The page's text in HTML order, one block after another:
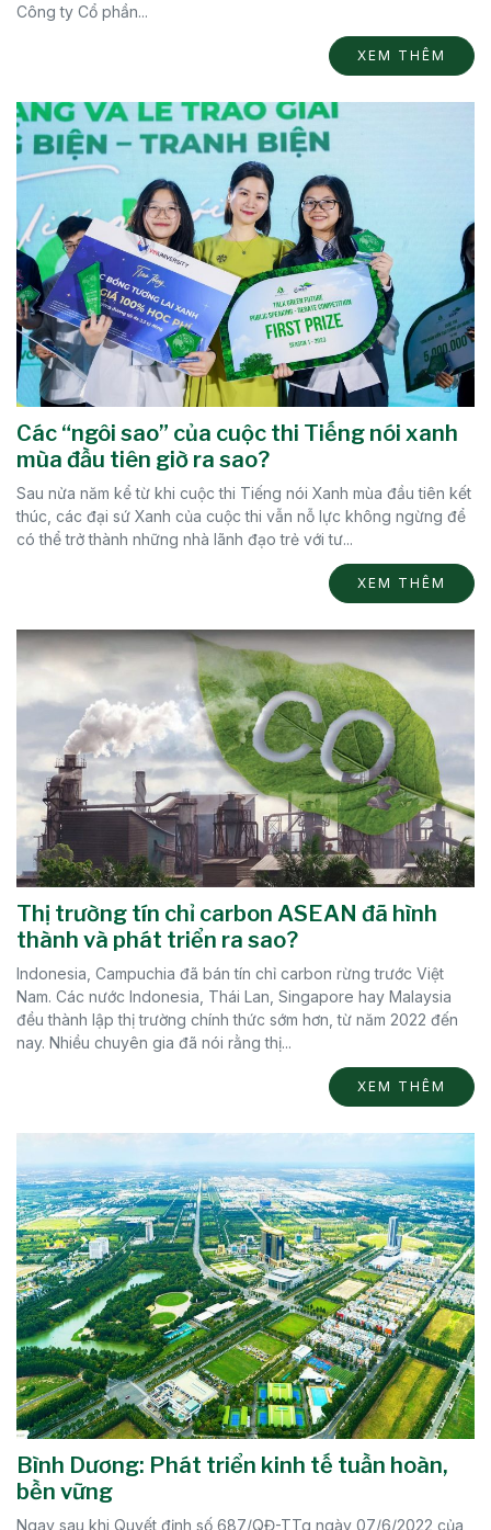
Công ty Cổ phần...
XEM THÊM
Các “ngôi sao” của cuộc thi Tiếng nói xanh
mùa đầu tiên giờ ra sao?
Sau nửa năm kể từ khi cuộc thi Tiếng nói Xanh mùa đầu tiên kết
thúc, các đại sứ Xanh của cuộc thi vẫn nỗ lực không ngừng để
có thể trở thành những nhà lãnh đạo trẻ với tư...
XEM THÊM
Thị trường tín chỉ carbon ASEAN đã hình
thành và phát triển ra sao?
Indonesia, Campuchia đã bán tín chỉ carbon rừng trước Việt
Nam. Các nước Indonesia, Thái Lan, Singapore hay Malaysia
đều thành lập thị trường chính thức sớm hơn, từ năm 2022 đến
nay. Nhiều chuyên gia đã nói rằng thị...
XEM THÊM
Bình Dương: Phát triển kinh tế tuần hoàn,
bền vững
Ngay sau khi Quyết định số 687/QĐ-TTg ngày 07/6/2022 của